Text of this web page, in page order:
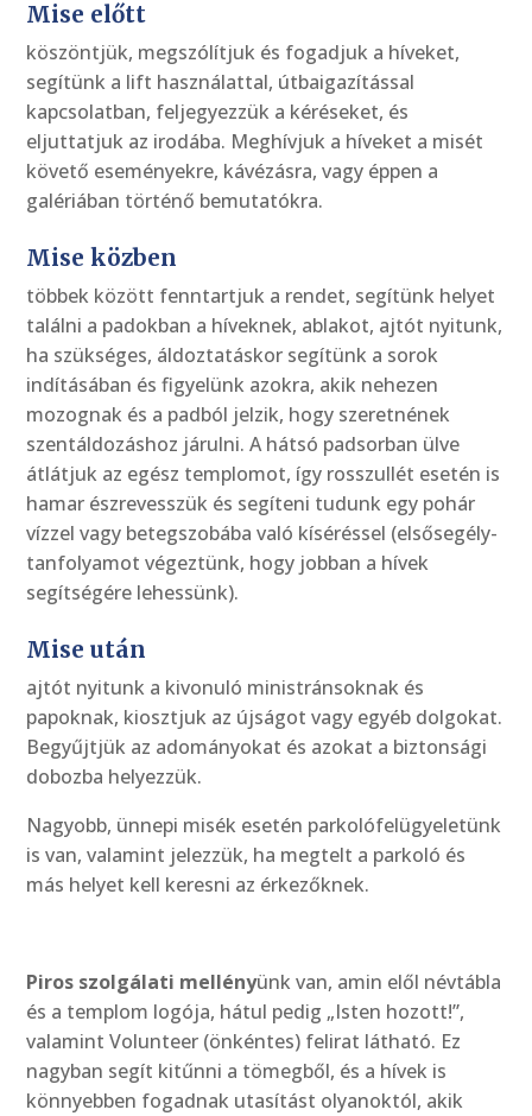
Mise előtt
köszöntjük, megszólítjuk és fogadjuk a híveket,
segítünk a lift használattal, útbaigazítással
kapcsolatban, feljegyezzük a kéréseket, és
eljuttatjuk az irodába. Meghívjuk a híveket a misét
követő eseményekre, kávézásra, vagy éppen a
galériában történő bemutatókra.
Mise közben
többek között fenntartjuk a rendet, segítünk helyet
találni a padokban a híveknek, ablakot, ajtót nyitunk,
ha szükséges, áldoztatáskor segítünk a sorok
indításában és figyelünk azokra, akik nehezen
mozognak és a padból jelzik, hogy szeretnének
szentáldozáshoz járulni. A hátsó padsorban ülve
átlátjuk az egész templomot, így rosszullét esetén is
hamar észrevesszük és segíteni tudunk egy pohár
vízzel vagy betegszobába való kíséréssel (elsősegély-
tanfolyamot végeztünk, hogy jobban a hívek
segítségére lehessünk).
Mise után
ajtót nyitunk a kivonuló ministránsoknak és
papoknak, kiosztjuk az újságot vagy egyéb dolgokat.
Begyűjtjük az adományokat és azokat a biztonsági
dobozba helyezzük.
Nagyobb, ünnepi misék esetén parkolófelügyeletünk
is van, valamint jelezzük, ha megtelt a parkoló és
más helyet kell keresni az érkezőknek.
Piros szolgálati mellényünk van, amin elől névtábla
és a templom logója, hátul pedig „Isten hozott!”,
valamint Volunteer (önkéntes) felirat látható. Ez
nagyban segít kitűnni a tömegből, és a hívek is
könnyebben fogadnak utasítást olyanoktól, akik